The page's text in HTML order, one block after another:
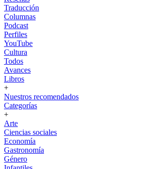
Traducción
Columnas
Podcast
Perfiles
YouTube
Cultura
Todos
Avances
Libros
+
Nuestros recomendados
Categorías
+
Arte
Ciencias sociales
Economía
Gastronomía
Género